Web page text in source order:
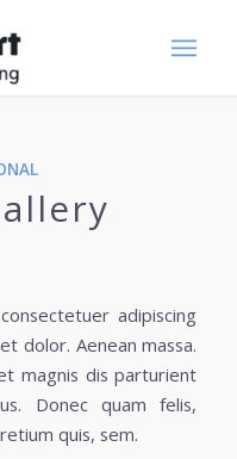
adipiscing
dolor. Aenean massa.
magnis dis parturient
Donec quam felis,
quis, sem.